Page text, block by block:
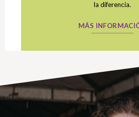
la diferencia.
MÁS